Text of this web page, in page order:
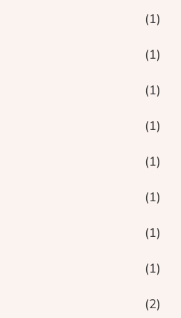
(1)
(1)
(1)
(1)
(1)
(1)
(1)
(1)
(2)